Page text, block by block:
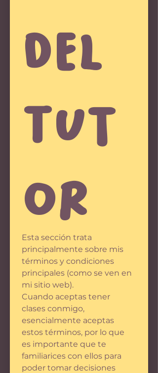
del
tut
or
Esta sección trata
principalmente sobre mis
términos y condiciones
principales (como se ven en
mi sitio web).
Cuando aceptas tener
clases conmigo,
esencialmente aceptas
estos términos, por lo que
es importante que te
familiarices con ellos para
poder tomar decisiones